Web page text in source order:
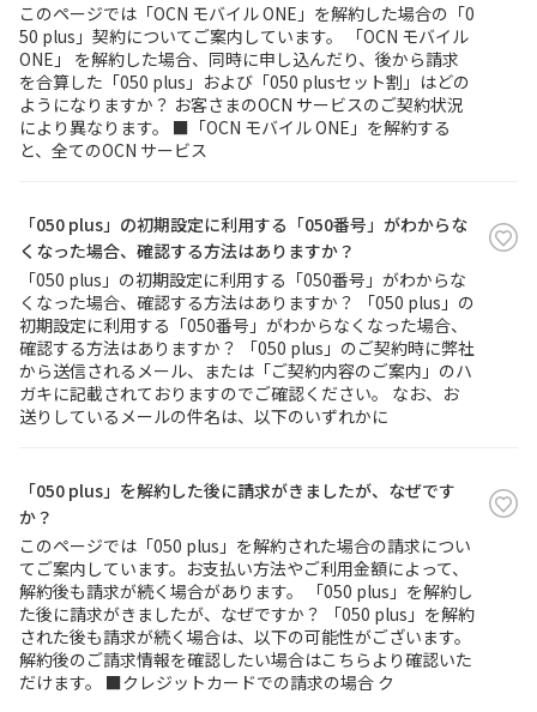
このページでは「OCN モバイル ONE」を解約した場合の「0
50 plus」契約についてご案内しています。 「OCN モバイル
ONE」 を解約した場合、同時に申し込んだり、後から請求
を合算した「050 plus」および「050 plusセット割」はどの
ようになりますか？ お客さまのOCN サービスのご契約状況
により異なります。 ■「OCN モバイル ONE」を解約する
と、全てのOCN サービス
「050 plus」の初期設定に利用する「050番号」がわからな
くなった場合、確認する方法はありますか？
「050 plus」の初期設定に利用する「050番号」がわからな
くなった場合、確認する方法はありますか？ 「050 plus」の
初期設定に利用する「050番号」がわからなくなった場合、
確認する方法はありますか？ 「050 plus」のご契約時に弊社
から送信されるメール、または「ご契約内容のご案内」のハ
ガキに記載されておりますのでご確認ください。 なお、お
送りしているメールの件名は、以下のいずれかに
「050 plus」を解約した後に請求がきましたが、なぜです
か？
このページでは「050 plus」を解約された場合の請求につい
てご案内しています。お支払い方法やご利用金額によって、
解約後も請求が続く場合があります。 「050 plus」を解約し
た後に請求がきましたが、なぜですか？ 「050 plus」を解約
された後も請求が続く場合は、以下の可能性がございます。
解約後のご請求情報を確認したい場合はこちらより確認いた
だけます。 ■クレジットカードでの請求の場合 ク